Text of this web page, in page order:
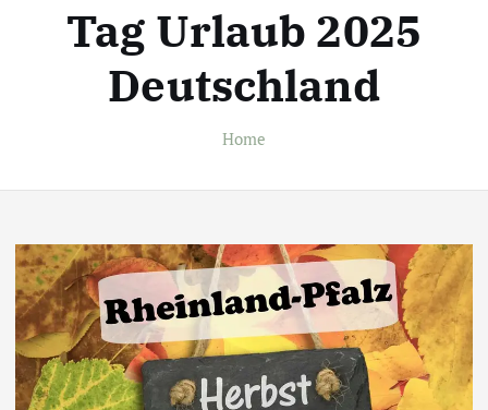
Tag Urlaub 2025
Deutschland
Home